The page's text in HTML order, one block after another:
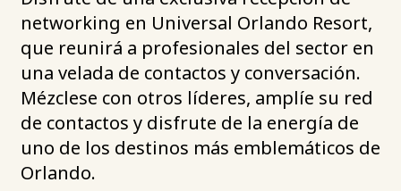
networking en Universal Orlando Resort,
que reunirá a profesionales del sector en
una velada de contactos y conversación.
Mézclese con otros líderes, amplíe su red
de contactos y disfrute de la energía de
uno de los destinos más emblemáticos de
Orlando.